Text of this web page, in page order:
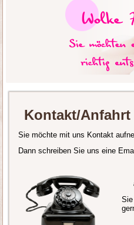
Kontakt/Anfahrt
Sie möchte mit uns Kontakt
Dann schreiben Sie uns eine